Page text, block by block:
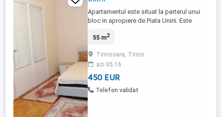
Apartamentul este situat la parterul unui
bloc in apropiere de Piata Unirii. Este
renovat integral. Detine centrala proprie si
55 m2
Timisoara, Timis
azi 05:16
450 EUR
Telefon validat